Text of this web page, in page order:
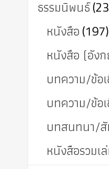
ธรรมนิพนธ์
หนังสือ(197)
หนังสือ (อัง
บทความ/ข้อ
บทความ/ข้อ
บทสนทนา/
หนังสือรวมเ